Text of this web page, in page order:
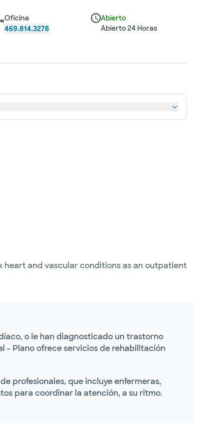
Oficina
469.814.3278
Abierto
Abierto 24 Horas
and vascular conditions as an outpatient
o le han diagnosticado un trastorno
- Plano ofrece servicios de rehabilitación
profesionales, que incluye enfermeras,
para coordinar la atención, a su ritmo.